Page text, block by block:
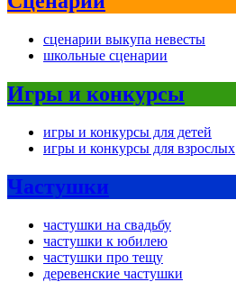
сценарии выкупа невесты
школьные сценарии
Игры и конкурсы
игры и конкурсы для детей
игры и конкурсы для взрослых
Частушки
частушки на свадьбу
частушки к юбилею
частушки про тещу
деревенские частушки